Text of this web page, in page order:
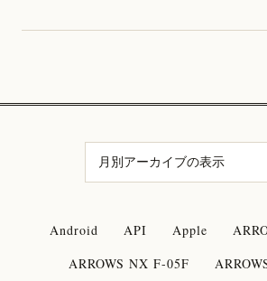
Android API Apple
ARROWS NX F-05F